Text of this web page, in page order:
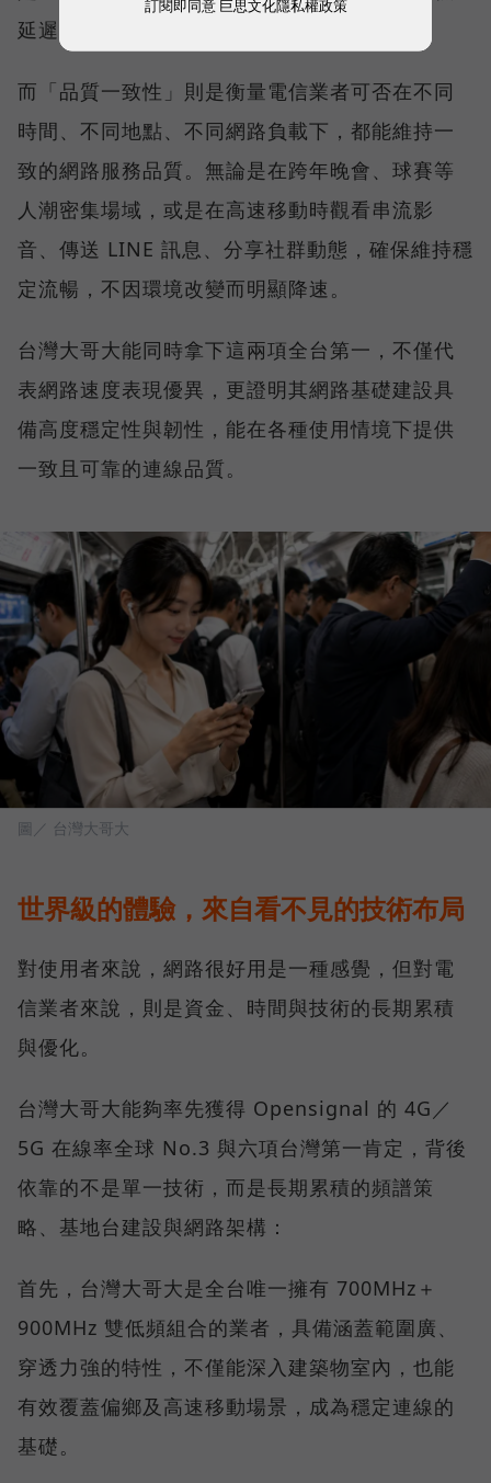
延遲且持續運作。
而「品質一致性」則是衡量電信業者可否在不同
時間、不同地點、不同網路負載下，都能維持一
致的網路服務品質。無論是在跨年晚會、球賽等
人潮密集場域，或是在高速移動時觀看串流影
音、傳送 LINE 訊息、分享社群動態，確保維持穩
定流暢，不因環境改變而明顯降速。
台灣大哥大能同時拿下這兩項全台第一，不僅代
表網路速度表現優異，更證明其網路基礎建設具
備高度穩定性與韌性，能在各種使用情境下提供
一致且可靠的連線品質。
圖／ 台灣大哥大
世界級的體驗，來自看不見的技術布局
對使用者來說，網路很好用是一種感覺，但對電
信業者來說，則是資金、時間與技術的長期累積
與優化。
台灣大哥大能夠率先獲得 Opensignal 的 4G／
5G 在線率全球 No.3 與六項台灣第一肯定，背後
依靠的不是單一技術，而是長期累積的頻譜策
略、基地台建設與網路架構：
首先，台灣大哥大是全台唯一擁有 700MHz＋
900MHz 雙低頻組合的業者，具備涵蓋範圍廣、
穿透力強的特性，不僅能深入建築物室內，也能
有效覆蓋偏鄉及高速移動場景，成為穩定連線的
基礎。
訂閱即同意 巨思文化隱私權政策